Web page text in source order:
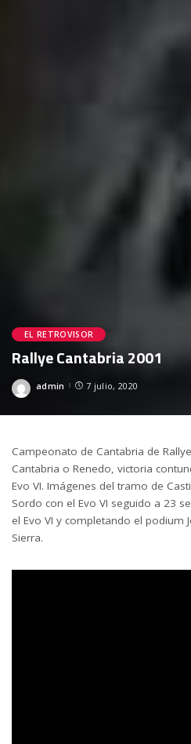
EL RETROVISOR
Rallye Cantabria 2001
Posted
admin 7 julio, 2020
Campeonato de Cantabria de
Cantabria o Renedo, victoria
Evo VI. Imágenes del tramo de
Sordo con el Evo VI seguido a 23
el Evo VI y completando el podium
Sierra.